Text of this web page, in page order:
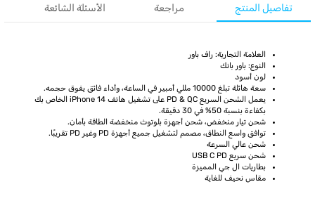
تفاصيل المنتج مراجعة الأسئلة الشائعة
العلامة التجارية: راف باور
النوع: باور بانك
لون أسود
سعة هائلة تبلغ 10000 مللي أمبير في الساعة، وأداء فائق يفوق حجمه.
يعمل الشحن السريع PD & QC على تشغيل هاتف iPhone 14 الخاص بك
بكفاءة بنسبة 50% في 30 دقيقة.
شحن تيار منخفض، شحن أجهزة بلوتوث منخفضة الطاقة بأمان.
توافق واسع النطاق، مصمم لتشغيل جميع أجهزة PD وغير PD تقريبًا.
شحن عالي السرعة
شحن سريع USB C PD
بطاريات ال جي المميزة
مقاس نحيف للغاية